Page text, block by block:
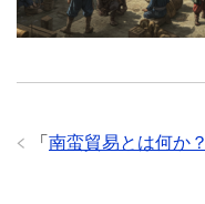
「 南蛮貿易とは何か？